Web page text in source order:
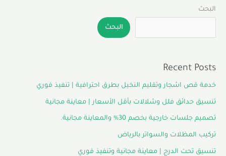
البحث
البحث
Recent Posts
خدمة قص اشجار وتقليم النخيل بطرق احترافية | تنفيذ فوري
تنسيق حدائق فلل وشلالات بأقل الأسعار | معاينة مجانية
تصميم جلسات خارجية بخصم 30% والمعاينة مجانية.
تركيب المظلات والسواتر بالرياض
تنسيق تحت الدرج | معاينة مجانية وتنفيذ فوري